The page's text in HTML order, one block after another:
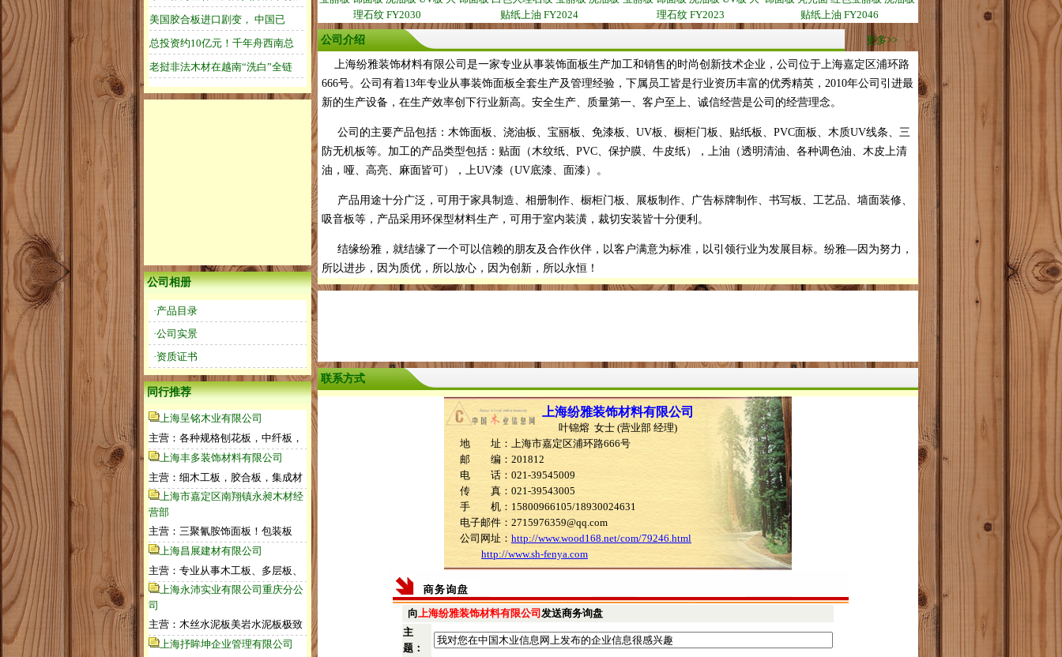
公司相册
·产品目录
·公司实景
·资质证书
同行推荐
上海呈铭木业有限公司
主营：各种规格刨花板，中纤板，
上海丰多装饰材料有限公司
主营：细木工板，胶合板，集成材
上海市嘉定区南翔镇永昶木材经
营部
主营：三聚氰胺饰面板！包装板
上海昌展建材有限公司
主营：专业从事木工板、多层板、
上海永沛实业有限公司重庆分公
司
主营：木丝水泥板美岩水泥板极致
上海抒眸坤企业管理有限公司
理石纹 FY2030
贴纸上油 FY2024
理石纹 FY2023
贴纸上油 FY2046
公司介绍 更多>>
上海纷雅装饰材料有限公司是一家专业从事装饰面板生产加工和销售的时尚创新技术企业，公司位于上海嘉定区浦环路
666号。公司有着13年专业从事装饰面板全套生产及管理经验，下属员工皆是行业资历丰富的优秀精英，2010年公司引进最
新的生产设备，在生产效率创下行业新高。安全生产、质量第一、客户至上、诚信经营是公司的经营理念。
公司的主要产品包括：木饰面板、浇油板、宝丽板、免漆板、UV板、橱柜门板、贴纸板、PVC面板、木质UV线条、三
防无机板等。加工的产品类型包括：贴面（木纹纸、PVC、保护膜、牛皮纸），上油（透明清油、各种调色油、木皮上清
油，哑、高亮、麻面皆可），上UV漆（UV底漆、面漆）。
产品用途十分广泛，可用于家具制造、相册制作、橱柜门板、展板制作、广告标牌制作、书写板、工艺品、墙面装修、
吸音板等，产品采用环保型材料生产，可用于室内装潢，裁切安装皆十分便利。
结缘纷雅，就结缘了一个可以信赖的朋友及合作伙伴，以客户满意为标准，以引领行业为发展目标。纷雅—因为努力，
所以进步，因为质优，所以放心，因为创新，所以永恒！
联系方式
上海纷雅装饰材料有限公司
叶锦熔 女士 (营业部 经理)
地 址：上海市嘉定区浦环路666号
邮 编：201812
电 话：021-39545009
传 真：021-39543005
手 机：15800966105/18930024631
电子邮件：2715976359@qq.com
公司网址： http://www.wood168.net/com/79246.html
http://www.sh-fenya.com
向上海纷雅装饰材料有限公司 发送商务询盘
主
题：